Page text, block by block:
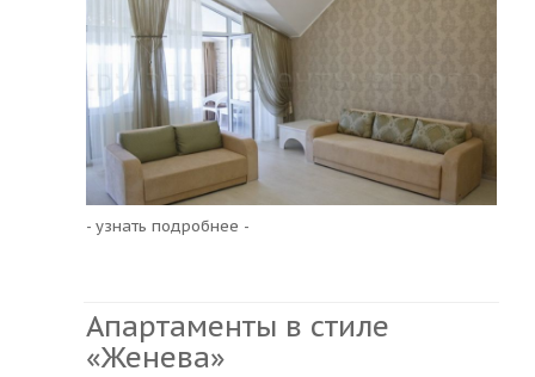
- узнать подробнее -
Апартаменты в стиле
«Женева»